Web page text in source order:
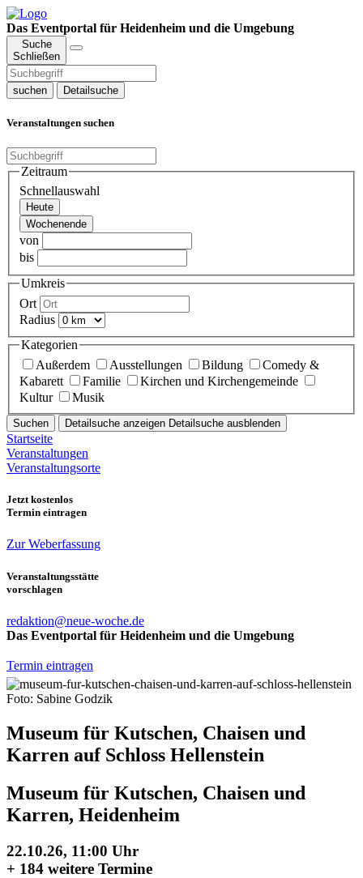
Das Eventportal für Heidenheim und die Umgebung
Suche
Schließen
suchen Detailsuche
Veranstaltungen suchen
Zeitraum
Schnellauswahl
Heute
Wochenende
von
bis
Umkreis
Ort
Radius
Kategorien
Außerdem
Ausstellungen Bildung
Comedy &
Kabarett
Familie
Kirchen und Kirchengemeinde
Kultur
Musik
Suchen Detailsuche anzeigen Detailsuche ausblenden
Startseite
Veranstaltungen
Veranstaltungsorte
Jetzt kostenlos
Termin eintragen
Zur Weberfassung
Veranstaltungsstätte
vorschlagen
redaktion@neue-woche.de
Das Eventportal für Heidenheim und die Umgebung
Termin eintragen
Foto: Sabine Godzik
Museum für Kutschen, Chaisen und
Karren auf Schloss Hellenstein
Museum für Kutschen, Chaisen und
Karren, Heidenheim
22.10.26, 11:00 Uhr
+ 184 weitere Termine